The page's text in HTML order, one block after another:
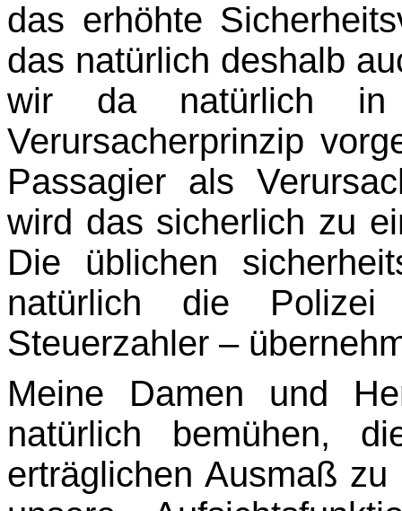
das erhöhte
das natürlich deshalb
wir da natürlich
Verursacherprinzip
Passagier als
wird das sicherlich zu
Die üblichen
natürlich die
Steuerzahler –
Meine Damen und
natürlich bemühen,
erträglichen Ausmaß